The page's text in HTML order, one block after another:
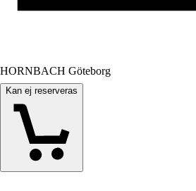
HORNBACH Göteborg
Kan ej reserveras